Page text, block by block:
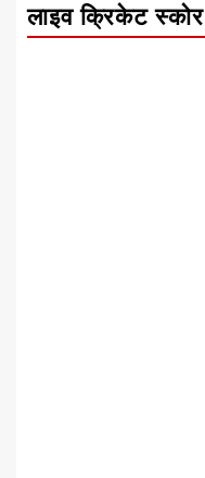
लाइव क्रिकेट स्कोर